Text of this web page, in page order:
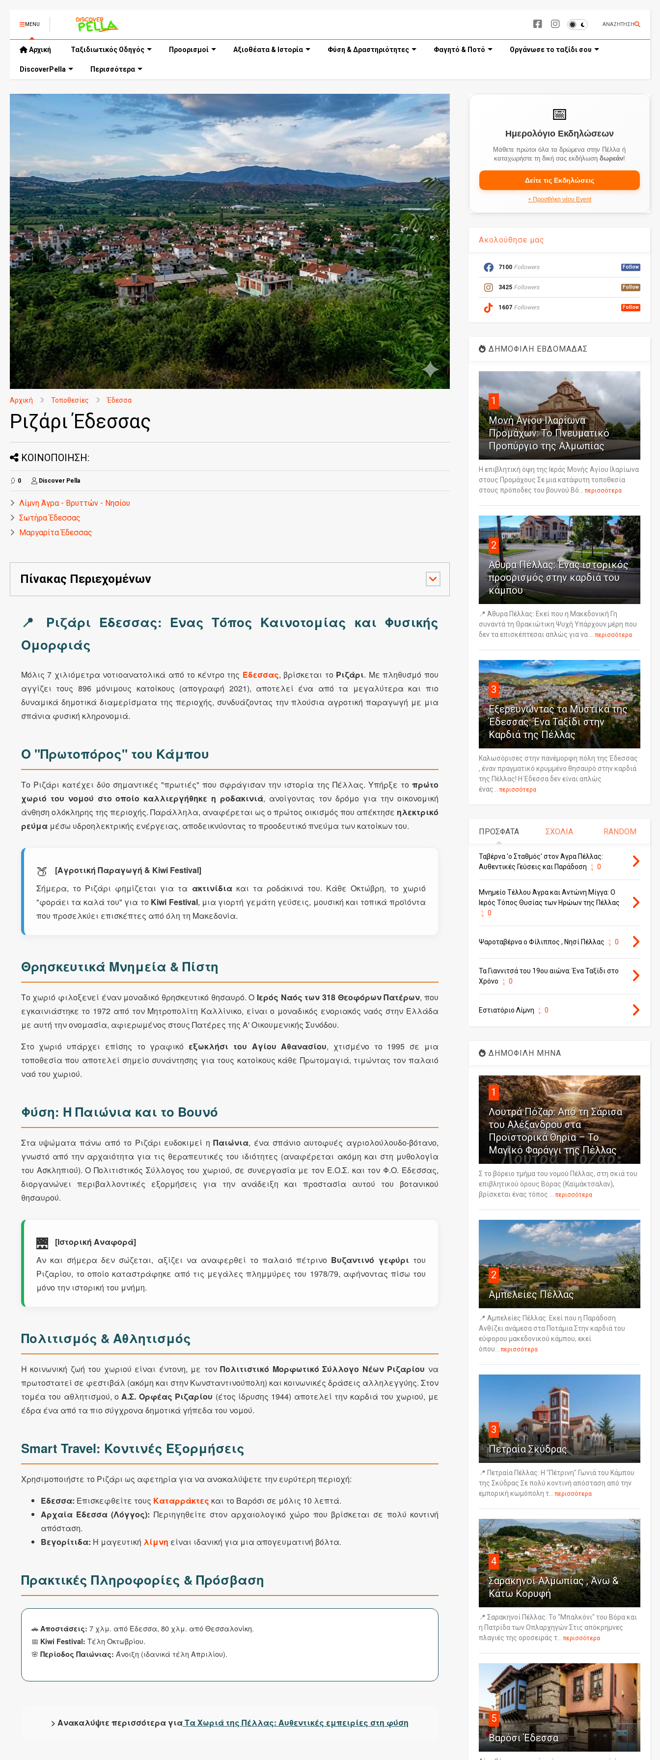
MENU ΑΝΑΖΗΤΗΣΗ
Αρχική Ταξιδιωτικός Οδηγός Προορισμοί Αξιοθέατα & Ιστορία Φύση & Δραστηριότητες Φαγητό & Ποτό Οργάνωσε το ταξίδι σου
DiscoverPella Περισσότερα
Αρχική Τοποθεσίες Έδεσσα
Ριζάρι Έδεσσας
ΚΟΙΝΟΠΟΙΗΣΗ:
0 Discover Pella
Λίμνη Άγρα - Βρυττών - Νησίου
Σωτήρα Έδεσσας
Μαργαρίτα Έδεσσας
Πίνακας Περιεχομένων
📍 Ριζάρι Έδεσσας: Ένας Τόπος Καινοτομίας και Φυσικής
Ομορφιάς
Μόλις 7 χιλιόμετρα νοτιοανατολικά από το κέντρο της Έδεσσας, βρίσκεται το Ριζάρι. Με πληθυσμό που
αγγίζει τους 896 μόνιμους κατοίκους (απογραφή 2021), αποτελεί ένα από τα μεγαλύτερα και πιο
δυναμικά δημοτικά διαμερίσματα της περιοχής, συνδυάζοντας την πλούσια αγροτική παραγωγή με μια
σπάνια φυσική κληρονομιά.
Ο "Πρωτοπόρος" του Κάμπου
Το Ριζάρι κατέχει δύο σημαντικές "πρωτιές" που σφράγισαν την ιστορία της Πέλλας. Υπήρξε το πρώτο
χωριό του νομού στο οποίο καλλιεργήθηκε η ροδακινιά, ανοίγοντας τον δρόμο για την οικονομική
άνθηση ολόκληρης της περιοχής. Παράλληλα, αναφέρεται ως ο πρώτος οικισμός που απέκτησε ηλεκτρικό
ρεύμαμέσω υδροηλεκτρικής ενέργειας, αποδεικνύοντας το προοδευτικό πνεύμα των κατοίκων του.
🍑
[Αγροτική Παραγωγή & Kiwi Festival]
Σήμερα, το Ριζάρι φημίζεται για τα ακτινίδιακαι τα ροδάκινά του. Κάθε Οκτώβρη, το χωριό
"φοράει τα καλά του" για το Kiwi Festival, μια γιορτή γεμάτη γεύσεις, μουσική και τοπικά προϊόντα
που προσελκύει επισκέπτες από όλη τη Μακεδονία.
Θρησκευτικά Μνημεία & Πίστη
Το χωριό φιλοξενεί έναν μοναδικό θρησκευτικό θησαυρό. Ο Ιερός Ναός των 318 Θεοφόρων Πατέρων, που
εγκαινιάστηκε το 1972 από τον Μητροπολίτη Καλλίνικο, είναι ο μοναδικός ενοριακός ναός στην Ελλάδα
με αυτή την ονομασία, αφιερωμένος στους Πατέρες της Α' Οικουμενικής Συνόδου.
Στο χωριό υπάρχει επίσης το γραφικό εξωκλήσι του Αγίου Αθανασίου, χτισμένο το 1995 σε μια
τοποθεσία που αποτελεί σημείο συνάντησης για τους κατοίκους κάθε Πρωτομαγιά, τιμώντας τον παλαιό
ναό του χωριού.
Φύση: Η Παιώνια και το Βουνό
Στα υψώματα πάνω από το Ριζάρι ευδοκιμεί ηΠαιώνια, ένα σπάνιο αυτοφυές αγριολούλουδο-βότανο,
γνωστό από την αρχαιότητα για τις θεραπευτικές του ιδιότητες (αναφέρεται ακόμη και στη μυθολογία
του Ασκληπιού). Ο Πολιτιστικός Σύλλογος του χωριού, σε συνεργασία με τον Ε.Ο.Σ. και τον Φ.Ο. Έδεσσας,
διοργανώνει περιβαλλοντικές εξορμήσεις για την ανάδειξη και προστασία αυτού του βοτανικού
θησαυρού.
🌉
[Ιστορική Αναφορά]
Αν και σήμερα δεν σώζεται, αξίζει να αναφερθεί το παλαιό πέτρινο Βυζαντινό γεφύρι του
Ριζαρίου, το οποίο καταστράφηκε από τις μεγάλες πλημμύρες του 1978/79, αφήνοντας πίσω του
μόνο την ιστορική του μνήμη.
Πολιτισμός & Αθλητισμός
Η κοινωνική ζωή του χωριού είναι έντονη, με τονΠολιτιστικό Μορφωτικό Σύλλογο Νέων Ριζαρίου να
πρωτοστατεί σε φεστιβάλ (ακόμη και στην Κωνσταντινούπολη) και κοινωνικές δράσεις αλληλεγγύης. Στον
τομέα του αθλητισμού, οΑ.Σ. Ορφέας Ριζαρίου (έτος ίδρυσης 1944) αποτελεί την καρδιά του χωριού, με
έδρα ένα από τα πιο σύγχρονα δημοτικά γήπεδα του νομού.
Smart Travel: Κοντινές Εξορμήσεις
Χρησιμοποιήστε το Ριζάρι ως αφετηρία για να ανακαλύψετε την ευρύτερη περιοχή:
Έδεσσα: Επισκεφθείτε τους Καταρράκτες και το Βαρόσι σε μόλις 10 λεπτά.
Αρχαία Έδεσσα (Λόγγος): Περιηγηθείτε στον αρχαιολογικό χώρο που βρίσκεται σε πολύ κοντινή
απόσταση.
Βεγορίτιδα: Η μαγευτική λίμνη είναι ιδανική για μια απογευματινή βόλτα.
Πρακτικές Πληροφορίες & Πρόσβαση
🚗 Αποστάσεις: 7 χλμ. από Έδεσσα, 80 χλμ. από Θεσσαλονίκη.
📅 Kiwi Festival: Τέλη Οκτωβρίου.
🌸 Περίοδος Παιώνιας: Άνοιξη (ιδανικά τέλη Απριλίου).
> Ανακαλύψτε περισσότερα γιαΤα Χωριά της Πέλλας: Αυθεντικές εμπειρίες στη φύση
📅
Ημερολόγιο Εκδηλώσεων
Μάθετε πρώτοι όλα τα δρώμενα στην Πέλλα ή
καταχωρήστε τη δική σας εκδήλωση δωρεάν!
Δείτε τις Εκδηλώσεις
+ Προσθήκη νέου Event
Ακολούθησε μας
7100 Followers Follow
3425 Followers Follow
1607 Followers Follow
ΔΗΜΟΦΙΛΗ ΕΒΔΟΜΑΔΑΣ
1
Μονή Αγίου Ιλαρίωνα
Προμάχων: Το Πνευματικό
Προπύργιο της Αλμωπίας
Η επιβλητική όψη της Ιεράς Μονής Αγίου Ιλαρίωνα
στους Προμάχους Σε μια κατάφυτη τοποθεσία
στους πρόποδες του βουνού Βό...
περισσότερα
2
Άθυρα Πέλλας: Ένας ιστορικός
προορισμός στην καρδιά του
κάμπου
📍 Άθυρα Πέλλας: Εκεί που η Μακεδονική Γη
συναντά τη Θρακιώτικη Ψυχή Υπάρχουν μέρη που
δεν τα επισκέπτεσαι απλώς για να ...
περισσότερα
3
Εξερευνώντας τα Μυστικά της
Έδεσσας: Ένα Ταξίδι στην
Καρδιά της Πέλλας
Καλωσόρισες στην πανέμορφη πόλη της Έδεσσας
, έναν πραγματικό κρυμμένο θησαυρό στην καρδιά
της Πέλλας! Η Έδεσσα δεν είναι απλώς
ένας...
περισσότερα
ΠΡΟΣΦΑΤΑ ΣΧΟΛΙΑ RANDOM
Ταβέρνα 'ο Σταθμός' στον Άγρα Πέλλας:
Αυθεντικές Γεύσεις και Παράδοση
0
Μνημείο Τέλλου Άγρα και Αντώνη Μίγγα: Ο
Ιερός Τόπος Θυσίας των Ηρώων της Πέλλας
0
Ψαροταβέρνα ο Φίλιππος , Νησί Πέλλας 0
Τα Γιαννιτσά του 19ου αιώνα: Ένα Ταξίδι στο
Χρόνο
0
Εστιατόριο Λίμνη 0
ΔΗΜΟΦΙΛΗ ΜΗΝΑ
1
Λουτρά Πόζαρ: Από τη Σάρισα
του Αλέξανδρου στα
Προϊστορικά Θηρία – Το
Μαγικό Φαράγγι της Πέλλας
Σ το βόρειο τμήμα του νομού Πέλλας, στη σκιά του
επιβλητικού όρους Βόρας (Καϊμάκτσαλαν),
βρίσκεται ένας τόπος ... περισσότερα
2
Αμπελείες Πέλλας
📍 Αμπελείες Πέλλας: Εκεί που η Παράδοση
Ανθίζει ανάμεσα στα Ποτάμια Στην καρδιά του
εύφορου μακεδονικού κάμπου, εκεί
όπου... περισσότερα
3
Πετραία Σκύδρας
📍 Πετραία Πέλλας: Η "Πέτρινη" Γωνιά του Κάμπου
της Σκύδρας Σε πολύ κοντινή απόσταση από την
εμπορική κωμόπολη τ... περισσότερα
4
Σαρακηνοί Αλμωπίας , Άνω &
Κάτω Κορυφή
📍 Σαρακηνοί Πέλλας: Το "Μπαλκόνι" του Βόρα και
η Πατρίδα των Οπλαρχηγών Στις απόκρημνες
πλαγιές της οροσειράς τ... περισσότερα
5
Βαρόσι Έδεσσα